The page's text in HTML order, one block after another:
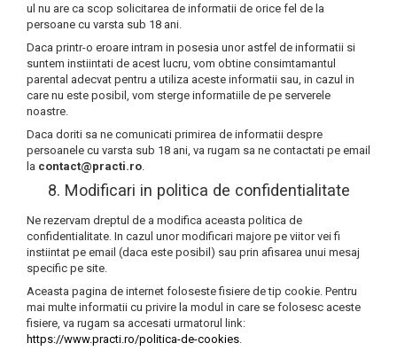
ul nu are ca scop solicitarea de informatii de orice fel de la
persoane cu varsta sub 18 ani.
Daca printr-o eroare intram in posesia unor astfel de informatii si
suntem instiintati de acest lucru, vom obtine consimtamantul
parental adecvat pentru a utiliza aceste informatii sau, in cazul in
care nu este posibil, vom sterge informatiile de pe serverele
noastre.
Daca doriti sa ne comunicati primirea de informatii despre
persoanele cu varsta sub 18 ani, va rugam sa ne contactati pe email
la contact@practi.ro.
8. Modificari in politica de confidentialitate
Ne rezervam dreptul de a modifica aceasta politica de
confidentialitate. In cazul unor modificari majore pe viitor vei fi
instiintat pe email (daca este posibil) sau prin afisarea unui mesaj
specific pe site.
Aceasta pagina de internet foloseste fisiere de tip cookie. Pentru
mai multe informatii cu privire la modul in care se folosesc aceste
fisiere, va rugam sa accesati urmatorul link:
https://www.practi.ro/politica-de-cookies.